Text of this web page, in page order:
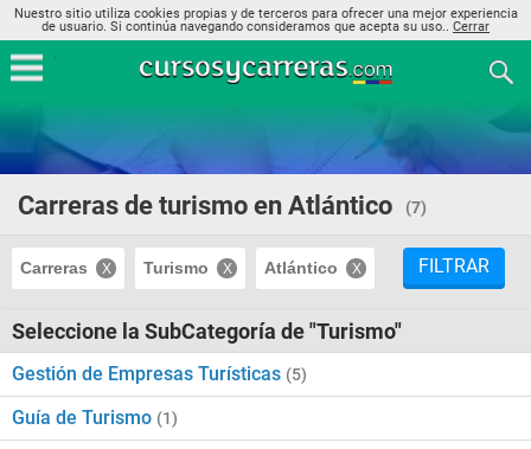
Nuestro sitio utiliza cookies propias y de terceros para ofrecer una mejor experiencia
de usuario. Si continúa navegando consideramos que acepta su uso.. Cerrar
Carreras de turismo en Atlántico (7)
Carreras Turismo Atlántico FILTRAR
Seleccione la SubCategoría de "Turismo"
Gestión de Empresas Turísticas (5)
Guía de Turismo (1)